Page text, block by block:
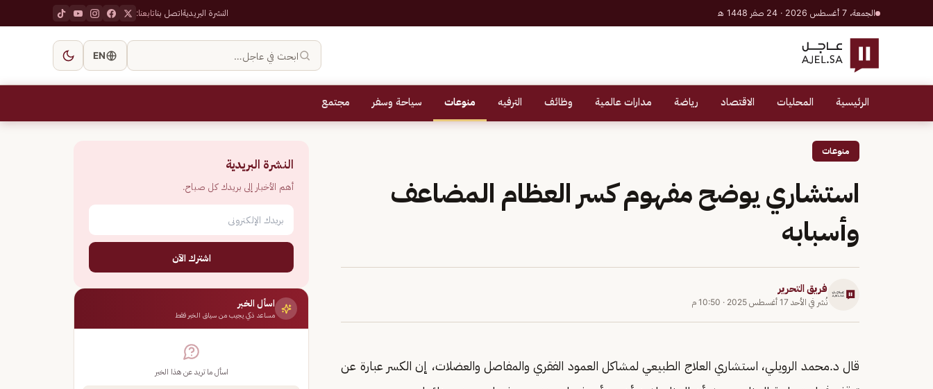
الجمعة، 7 أغسطس 2026 · 24 صفر 1448 هـ النشرة البريديةاتصل بناتابعنا:
ابحث في عاجل… EN
الرئيسية المحليات الاقتصاد رياضة مدارات عالمية وظائف الترفيه منوعات سياحة وسفر مجتمع
منوعات
استشاري يوضح مفهوم كسر العظام المضاعف
وأسبابه
فريق التحرير
نُشر في الأحد 17 أغسطس 2025 · 10:50 م
قال د.محمد الرويلي، استشاري العلاج الطبيعي لمشاكل العمود الفقري والمفاصل والعضلات، إن الكسر عبارة عن
النشرة البريدية
أهم الأخبار إلى بريدك كل صباح.
اشترك الآن
اسأل الخبر
مساعد ذكي يجيب من سياق الخبر فقط
اسأل ما تريد عن هذا الخبر